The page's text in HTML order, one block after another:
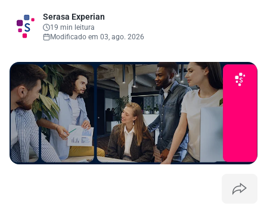
Serasa Experian
19 min leitura
Modificado em 03, ago. 2026